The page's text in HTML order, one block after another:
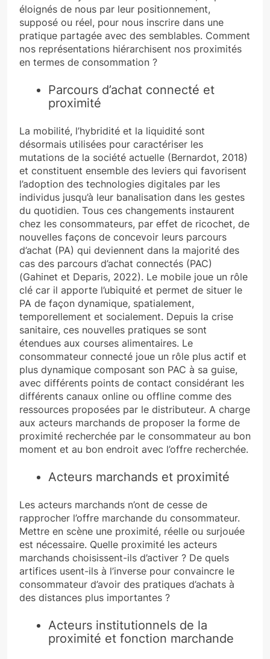
éloignés de nous par leur positionnement,
supposé ou réel, pour nous inscrire dans une
pratique partagée avec des semblables. Comment
nos représentations hiérarchisent nos proximités
en termes de consommation ?
Parcours d’achat connecté et
proximité
La mobilité, l’hybridité et la liquidité sont
désormais utilisées pour caractériser les
mutations de la société actuelle (Bernardot, 2018)
et constituent ensemble des leviers qui favorisent
l’adoption des technologies digitales par les
individus jusqu’à leur banalisation dans les gestes
du quotidien. Tous ces changements instaurent
chez les consommateurs, par effet de ricochet, de
nouvelles façons de concevoir leurs parcours
d’achat (PA) qui deviennent dans la majorité des
cas des parcours d’achat connectés (PAC)
(Gahinet et Deparis, 2022). Le mobile joue un rôle
clé car il apporte l’ubiquité et permet de situer le
PA de façon dynamique, spatialement,
temporellement et socialement. Depuis la crise
sanitaire, ces nouvelles pratiques se sont
étendues aux courses alimentaires. Le
consommateur connecté joue un rôle plus actif et
plus dynamique composant son PAC à sa guise,
avec différents points de contact considérant les
différents canaux online ou offline comme des
ressources proposées par le distributeur. A charge
aux acteurs marchands de proposer la forme de
proximité recherchée par le consommateur au bon
moment et au bon endroit avec l’offre recherchée.
Acteurs marchands et proximité
Les acteurs marchands n’ont de cesse de
rapprocher l’offre marchande du consommateur.
Mettre en scène une proximité, réelle ou surjouée
est nécessaire. Quelle proximité les acteurs
marchands choisissent-ils d’activer ? De quels
artifices usent-ils à l’inverse pour convaincre le
consommateur d’avoir des pratiques d’achats à
des distances plus importantes ?
Acteurs institutionnels de la
proximité et fonction marchande